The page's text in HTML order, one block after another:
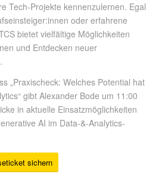
Tech-Projekte kennenzulernen. Egal
oder erfahrene
bietet vielfältige Möglichkeiten
und Entdecken neuer
„Praxischeck: Welches Potential hat
gibt Alexander Bode um 11:00
in aktuelle Einsatzmöglichkeiten
AI im Data-&-Analytics-
sichern